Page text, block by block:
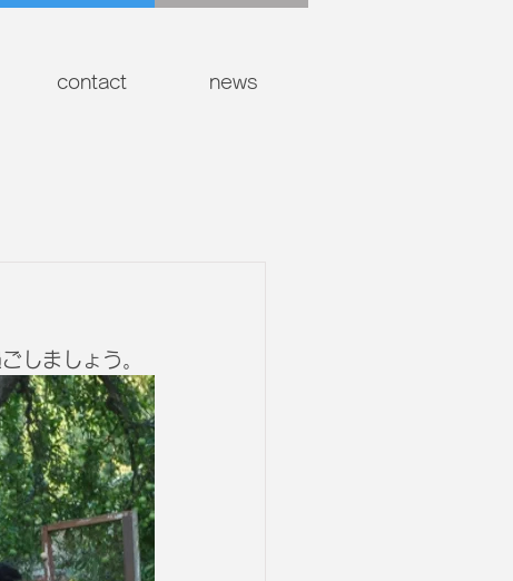
contact news
しましょう。